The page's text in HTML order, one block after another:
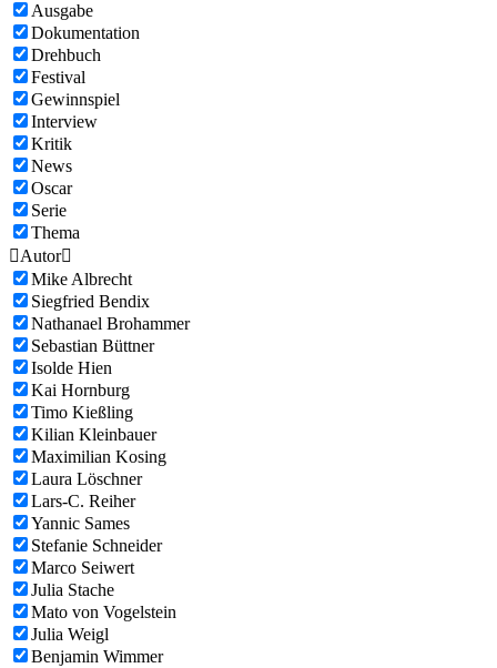
Ausgabe
Dokumentation
Drehbuch
Festival
Gewinnspiel
Interview
Kritik
News
Oscar
Serie
Thema
Autor
Mike Albrecht
Siegfried Bendix
Nathanael Brohammer
Sebastian Büttner
Isolde Hien
Kai Hornburg
Timo Kießling
Kilian Kleinbauer
Maximilian Kosing
Laura Löschner
Lars-C. Reiher
Yannic Sames
Stefanie Schneider
Marco Seiwert
Julia Stache
Mato von Vogelstein
Julia Weigl
Benjamin Wimmer